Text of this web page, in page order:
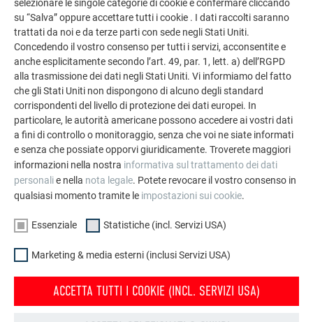
di vita? Mi interessa molto il tema della rivitalizzazione degli
edifici abbandonati. E PREFA si è rivelato un eccellente
materiale da costruzione proprio in virtù della sua ottima
riciclabilità. Quando si costruiscono case che poi dovranno
essere demolite tra venti, trenta anni, allora la cosa mi fa già
molto riflettere.”
ARCHITETTURA COSTRUITA E VISSUTA
Può l’architettura avere un’anima? E può esistere anche
senza i suoi osservatori? Di fronte a quesiti del genere Carlo
chi la guarda a un’arte unica. Dobbiamo quindi usarla con
arte per il solo fatto di esistere, ma nel momento in cui
vengono osservati e vissuti da vicino.
Ciò vale, secondo l’architetto, anche per la palestra ampliata.
selezionare le singole categorie di cookie e confermare cliccando
su “Salva” oppure accettare tutti i cookie . I dati raccolti saranno
trattati da noi e da terze parti con sede negli Stati Uniti.
Concedendo il vostro consenso per tutti i servizi, acconsentite e
anche esplicitamente secondo l’art. 49, par. 1, lett. a) dell’RGPD
alla trasmissione dei dati negli Stati Uniti. Vi informiamo del fatto
che gli Stati Uniti non dispongono di alcuno degli standard
corrispondenti del livello di protezione dei dati europei. In
particolare, le autorità americane possono accedere ai vostri dati
a fini di controllo o monitoraggio, senza che voi ne siate informati
e senza che possiate opporvi giuridicamente. Troverete maggiori
informazioni nella nostra informativa sul trattamento dei dati
personalie nella nota legale. Potete revocare il vostro consenso in
qualsiasi momento tramite le impostazioni sui cookie.
Essenziale Statistiche (incl. Servizi USA)
Marketing & media esterni (inclusi Servizi USA)
ACCETTA TUTTI I COOKIE (INCL. SERVIZI USA)